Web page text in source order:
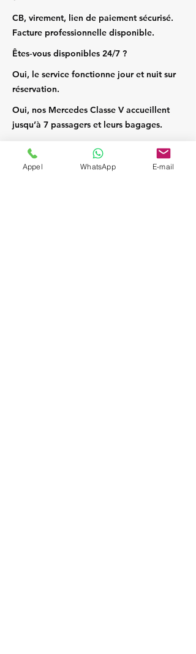
CB, virement, lien de paiement sécurisé.
Facture professionnelle disponible.
Êtes‑vous disponibles 24/7 ?
Oui, le service fonctionne jour et nuit sur
réservation.
Oui, nos Mercedes Classe V accueillent
jusqu’à 7 passagers et leurs bagages.
Appel WhatsApp E-mail